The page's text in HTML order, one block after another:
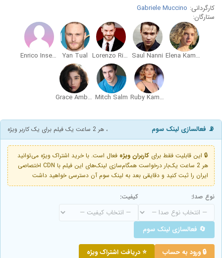
کارگردانی: Gabriele Muccino
ستارگان:
Elena Kampouris
Saul Nanni
Lorenzo Richelmy
Yan Tual
Enrico Inserra
Ruby Kammer
Mitch Salm
Grace Ambrose
📡 فعالسازی لینک سوم ، هر 2 ساعت یک فیلم برای یک کاربر ویژه
🔒 این قابلیت فقط برای کاربران ویژه فعال است. با خرید اشتراک ویژه می‌توانید
هر 2 ساعت یک‌بار درخواست همگام‌سازی لینک‌های این فیلم با CDN اختصاصی
ایران را ثبت کنید و دقایقی بعد به لینک سوم آن دسترسی خواهید داشت
نوع صدا: کیفیت:
🔄 فعالسازی لینک سوم
🔒 ورود به حساب ⭐ دریافت اشتراک ویژه